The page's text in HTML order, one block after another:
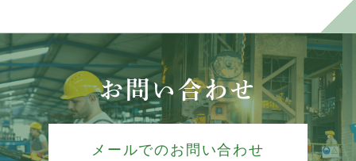
お問い合わせ
メールでのお問い合わせ